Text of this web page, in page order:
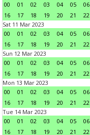
00
01 02 03 04 05 06
16
17 18 19 20 21 22
Sat 11 Mar 2023
00
01 02 03 04 05 06
16
17 18 19 20 21 22
Sun 12 Mar 2023
00
01 02 03 04 05 06
16
17 18 19 20 21 22
Mon 13 Mar 2023
00
01 02 03 04 05 06
16
17 18 19 20 21 22
Tue 14 Mar 2023
00
01 02 03 04 05 06
16
17 18 19 20 21 22